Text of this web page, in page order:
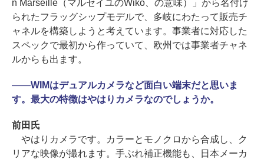
n Marseille（マルセイユのWiko、の意味）」から名付け
られたフラッグシップモデルで、多岐にわたって販売チ
ャネルを構築しようと考えています。事業者に対応した
スペックで最初から作っていて、欧州では事業者チャネ
ルからも出ます。
――WIMはデュアルカメラなど面白い端末だと思いま
す。最大の特徴はやはりカメラなのでしょうか。
前田氏
やはりカメラです。カラーとモノクロから合成し、ク
リアな映像が撮れます。手ぶれ補正機能も、日本メーカ